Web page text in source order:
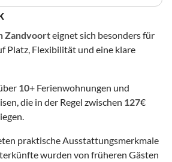
Zandvoorteignet sich besonders für
Platz, Flexibilität und eine klare
10+ Ferienwohnungen und
die in der Regel zwischen 127€
praktische Ausstattungsmerkmale
wurden von früheren Gästen